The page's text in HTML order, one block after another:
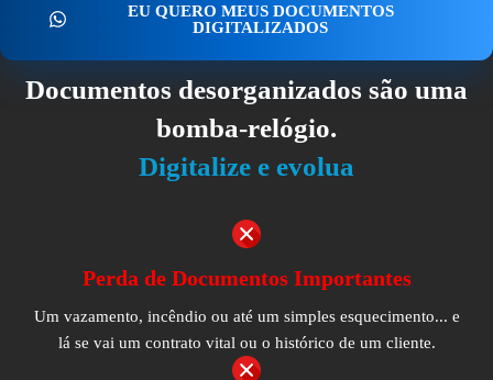
EU QUERO MEUS DOCUMENTOS
DIGITALIZADOS
Documentos desorganizados são uma
bomba-relógio.
Digitalize e evolua
Perda de Documentos Importantes
Um vazamento, incêndio ou até um simples esquecimento... e
lá se vai um contrato vital ou o histórico de um cliente.